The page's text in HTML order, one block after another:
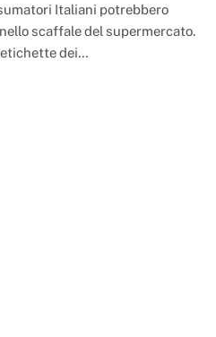
Italiani potrebbero
scaffale del supermercato.
etichette dei…